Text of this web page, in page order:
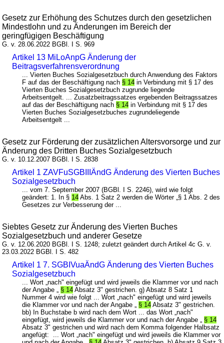
Gesetz zur Erhöhung des Schutzes durch den gesetzlichen
Mindestlohn und zu Änderungen im Bereich der
geringfügigen Beschäftigung
G. v. 28.06.2022 BGBl. I S. 969
Artikel 13 MiLoAnpG Änderung der
Beitragsverfahrensverordnung
... Vierten Buches Sozialgesetzbuch durch Anwendung des Faktors
F auf das der Beschäftigung nach § 14 in Verbindung mit § 17 des
Vierten Buches Sozialgesetzbuch zugrunde liegende
Arbeitsentgelt. ... Zusatzbeitragssatzes ergebenden Beitragssatzes
auf das der Beschäftigung nach § 14 in Verbindung mit § 17 des
Vierten Buches Sozialgesetzbuches zugrundeliegende
Arbeitsentgelt ...
Gesetz zur Förderung der zusätzlichen Altersvorsorge und zur
Änderung des Dritten Buches Sozialgesetzbuch
G. v. 10.12.2007 BGBl. I S. 2838
Artikel 1 ZAVFuSGBIIIÄndG Änderung des Vierten Buches
Sozialgesetzbuch
... vom 7. September 2007 (BGBl. I S. 2246), wird wie folgt
geändert: 1. In § 14 Abs. 1 Satz 2 werden die Wörter „§ 1 Abs. 2 des
Gesetzes zur Verbesserung der ...
Siebtes Gesetz zur Änderung des Vierten Buches
Sozialgesetzbuch und anderer Gesetze
G. v. 12.06.2020 BGBl. I S. 1248; zuletzt geändert durch Artikel 4c G. v.
23.03.2022 BGBl. I S. 482
Artikel 1 7. SGBIVuaÄndG Änderung des Vierten Buches
Sozialgesetzbuch
... Wort „nach" eingefügt und wird jeweils die Klammer vor und nach
der Angabe „ § 14 Absatz 3" gestrichen. g) Absatz 8 Satz 1
Nummer 4 wird wie folgt ... Wort „nach" eingefügt und wird jeweils
die Klammer vor und nach der Angabe „ § 14 Absatz 3" gestrichen.
bb) In Buchstabe b wird nach dem Wort ... das Wort „nach"
eingefügt, wird jeweils die Klammer vor und nach der Angabe „ § 14
Absatz 3" gestrichen und wird nach dem Komma folgender Halbsatz
angefügt: ... Wort „nach" eingefügt und wird jeweils die Klammer vor